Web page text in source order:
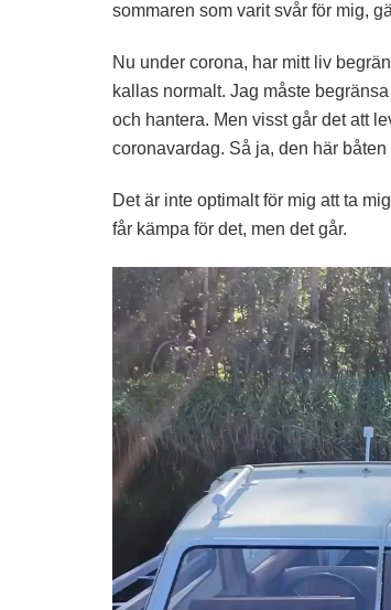
sommaren som varit svår för mig,
Nu under corona, har mitt liv
kallas normalt. Jag måste
och hantera. Men visst går det att
coronavardag. Så ja, den här
Det är inte optimalt för mig att ta
får kämpa för det, men det går.